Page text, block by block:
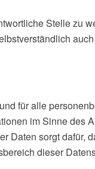
Stelle zu
für alle
im Sinne des
Daten sorgt dafür,
dieser